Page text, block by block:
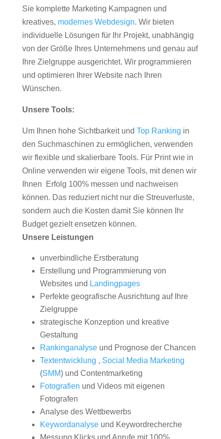
Sie komplette Marketing Kampagnen und
kreatives, modernes Webdesign. Wir bieten
individuelle Lösungen für Ihr Projekt, unabhängig
von der Größe Ihres Unternehmens und genau auf
Ihre Zielgruppe ausgerichtet. Wir programmieren
und optimieren Ihrer Website nach Ihren
Wünschen.
Unsere Tools:
Um Ihnen hohe Sichtbarkeit und Top Ranking in
den Suchmaschinen zu ermöglichen, verwenden
wir flexible und skalierbare Tools. Für Print wie in
Online verwenden wir eigene Tools, mit denen wir
Ihnen Erfolg 100% messen und nachweisen
können. Das reduziert nicht nur die Streuverluste,
sondern auch die Kosten damit Sie können Ihr
Budget gezielt ensetzen können.
Unsere Leistungen
unverbindliche Erstberatung
Erstellung und Programmierung von
Websites und Landingpages
Perfekte geografische Ausrichtung auf Ihre
Zielgruppe
strategische Konzeption und kreative
Gestaltung
Rankinganalyseund Prognose der Chancen
Textentwicklung , Social Media Marketing
(SMM) und Contentmarketing
Fotografien und Videos mit eigenen
Fotografen
Analyse des Wettbewerbs
Keywordanalyseund Keywordrecherche
Messung Klicks und Anrufe mit 100%